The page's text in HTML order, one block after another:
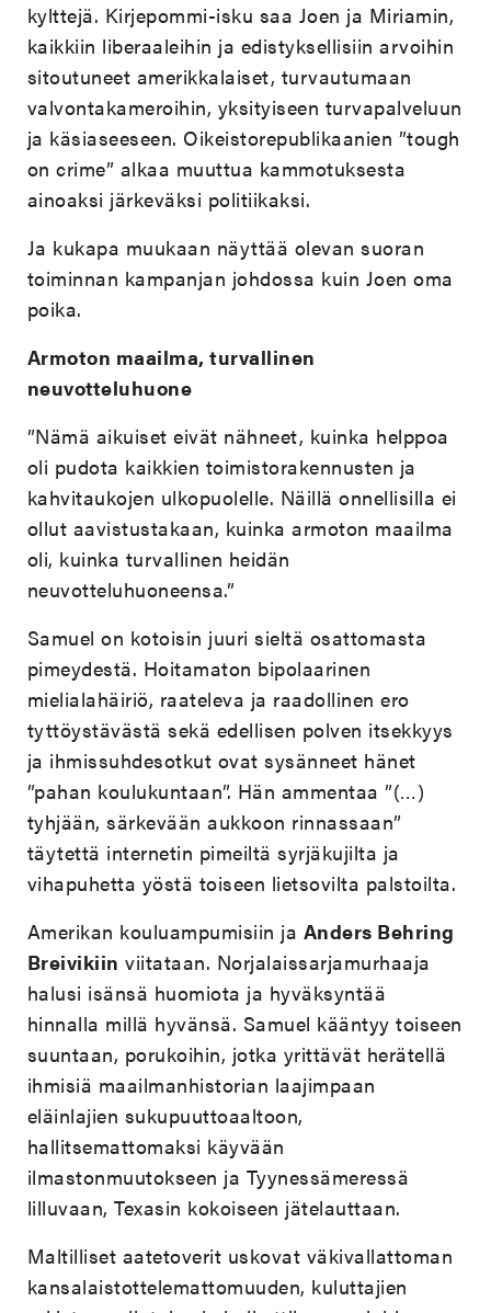
kylttejä. Kirjepommi-isku saa Joen ja Miriamin,
kaikkiin liberaaleihin ja edistyksellisiin arvoihin
sitoutuneet amerikkalaiset, turvautumaan
valvontakameroihin, yksityiseen turvapalveluun
ja käsiaseeseen. Oikeistorepublikaanien ”tough
on crime” alkaa muuttua kammotuksesta
ainoaksi järkeväksi politiikaksi.
Ja kukapa muukaan näyttää olevan suoran
toiminnan kampanjan johdossa kuin Joen oma
poika.
Armoton maailma, turvallinen
neuvotteluhuone
”Nämä aikuiset eivät nähneet, kuinka helppoa
oli pudota kaikkien toimistorakennusten ja
kahvitaukojen ulkopuolelle. Näillä onnellisilla ei
ollut aavistustakaan, kuinka armoton maailma
oli, kuinka turvallinen heidän
neuvotteluhuoneensa.”
Samuel on kotoisin juuri sieltä osattomasta
pimeydestä. Hoitamaton bipolaarinen
mielialahäiriö, raateleva ja raadollinen ero
tyttöystävästä sekä edellisen polven itsekkyys
ja ihmissuhdesotkut ovat sysänneet hänet
”pahan koulukuntaan”. Hän ammentaa ”(…)
tyhjään, särkevään aukkoon rinnassaan”
täytettä internetin pimeiltä syrjäkujilta ja
vihapuhetta yöstä toiseen lietsovilta palstoilta.
Amerikan kouluampumisiin ja Anders Behring
Breivikiin viitataan. Norjalaissarjamurhaaja
halusi isänsä huomiota ja hyväksyntää
hinnalla millä hyvänsä. Samuel kääntyy toiseen
suuntaan, porukoihin, jotka yrittävät herätellä
ihmisiä maailmanhistorian laajimpaan
eläinlajien sukupuuttoaaltoon,
hallitsemattomaksi käyvään
ilmastonmuutokseen ja Tyynessämeressä
lilluvaan, Texasin kokoiseen jätelauttaan.
Maltilliset aatetoverit uskovat väkivallattoman
kansalaistottelemattomuuden, kuluttajien